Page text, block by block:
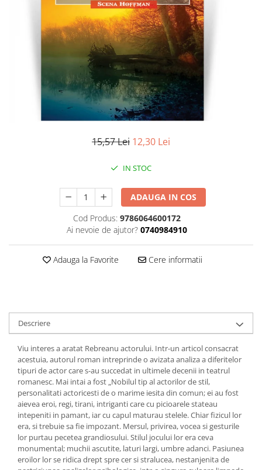
Contemporana
Universala
Universala
Publicistica / Reportaje / Interviuri
Sociologie si filozofie
15,57 Lei 12,30 Lei
IN STOC
ADAUGA IN COS
Cod Produs: 9786064600172
Ai nevoie de ajutor? 0740984910
Adauga la Favorite Cere informatii
Descriere
Viu interes a aratat Rebreanu actorului. Intr-un articol consacrat
acestuia, autorul roman intreprinde o avizata analiza a diferitelor
tipuri de actor care s-au succedat in ultimele decenii in teatrul
romanesc. Mai intai a fost „Nobilul tip al actorilor de stil,
personalitati actoricesti de o marime iesita din comun; ei au fost
aievea eroi, regi, tirani, intriganti care cu picioarele stateau
intepeniti in pamant, iar cu capul maturau stelele. Chiar fizicul lor
era, si trebuie sa fie impozant. Mersul, privirea, vocea si gesturile
lor purtau pecetea grandiosului. Stilul jocului lor era ceva
monumental; muchii ascutite, laturi largi, umbre adanci. Pasiunea
eroilor lor se ridica drept spre cer si stralucea, nestanjenita de